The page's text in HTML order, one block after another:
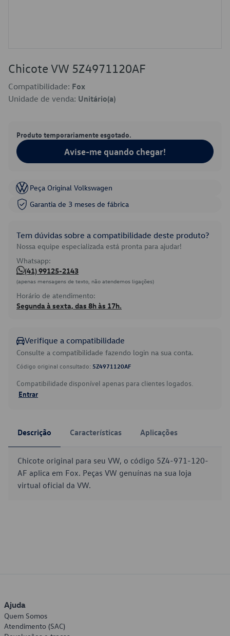
Chicote VW 5Z4971120AF
Compatibilidade: Fox
Unidade de venda: Unitário(a)
Produto temporariamente esgotado.
Avise-me quando chegar!
Peça Original Volkswagen
Garantia de 3 meses de fábrica
Tem dúvidas sobre a compatibilidade deste produto?
Nossa equipe especializada está pronta para ajudar!
Whatsapp:
(41) 99125-2143
(apenas mensagens de texto, não atendemos ligações)
Horário de atendimento:
Segunda à sexta, das 8h às 17h.
Verifique a compatibilidade
Consulte a compatibilidade fazendo login na sua conta.
Código original consultado: 5Z4971120AF
Compatibilidade disponível apenas para clientes logados.
Entrar
Descrição Características Aplicações
Chicote original para seu VW, o código 5Z4-971-120-
AF aplica em Fox. Peças VW genuínas na sua loja
virtual oficial da VW.
Ajuda
Quem Somos
Atendimento (SAC)